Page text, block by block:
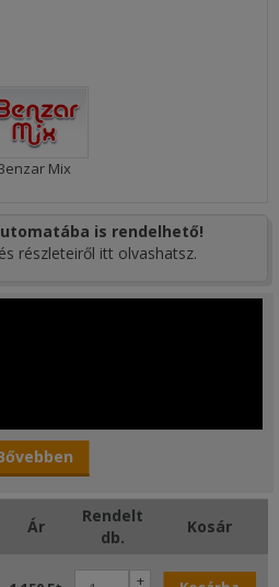
Mix
is rendelhető!
részleteiről itt olvashatsz.
Ár
Rendelt
db.
Kosár
+